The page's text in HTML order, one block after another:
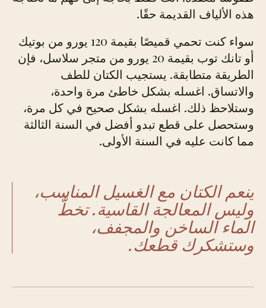
هذه الألياف القديمة حقًا.
سواء كنت تحمي قميصًا بقيمة 120 يورو من بوتيك
أو تانك توب بقيمة 20 يورو من متجر سلاسل، فإن
الطريقة متطابقة. يستجيب الكتان للطف
والاتساق. اغسله بشكل خاطئ مرة واحدة،
وستلاحظ ذلك. اغسله بشكل صحيح في كل مرة،
وستحصل على قطع تبدو أفضل في السنة الثالثة
مما كانت عليه في السنة الأولى.
ينعم الكتان مع الغسيل المناسب،
وليس المعالجة القاسية. تخطَّ
الماء الساخن والمجفف،
وستشكرك قطعك.